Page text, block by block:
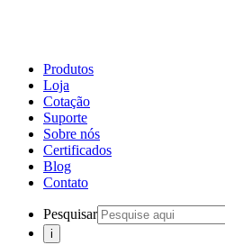
Produtos
Loja
Cotação
Suporte
Sobre nós
Certificados
Blog
Contato
Pesquisar